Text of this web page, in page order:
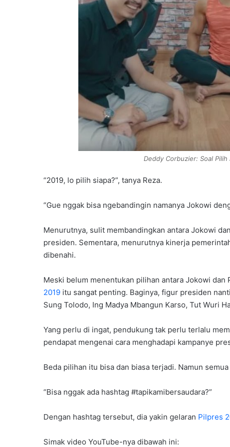
Deddy Corbuzier: Soal
“2019, lo pilih siapa?”, tanya Reza.
“Gue nggak bisa ngebandingin namanya Jokowi
Menurutnya, sulit membandingkan antara Jokowi
presiden. Sementara, menurutnya kinerja
dibenahi.
Meski belum menentukan pilihan antara Jokowi
2019 itu sangat penting. Baginya, figur presiden
Sung Tolodo, Ing Madya Mbangun Karso, Tut Wuri
Yang perlu di ingat, pendukung tak perlu terlalu
pendapat mengenai cara menghadapi kampanye
Beda pilihan itu bisa dan biasa terjadi. Namun
“Bisa nggak ada hashtag #tapikamibersaudara?”
Dengan hashtag tersebut, dia yakin gelaran Pilpres
Simak video YouTube-nya dibawah ini: